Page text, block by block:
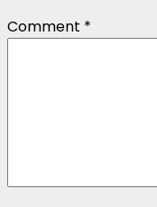
Comment *